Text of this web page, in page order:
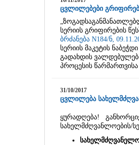
ცვლილებები
სერიის გრიფირების
ბრძანება N184/ნ,
სერიის მაკეტის
გადახდის
პროცესის წარმართვისა
31/10/2017
ცვლილება
ყურადღება!
სახელმძღვანლოების/